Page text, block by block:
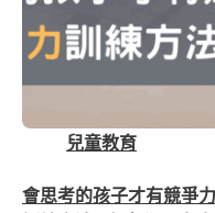
兒童教育
會思考的孩子才有競爭